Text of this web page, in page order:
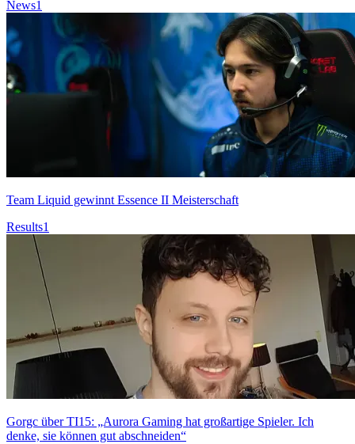
News1
Team Liquid gewinnt Essence II Meisterschaft
Results1
Gorgc über TI15: „Aurora Gaming hat großartige Spieler. Ich
denke, sie können gut abschneiden“